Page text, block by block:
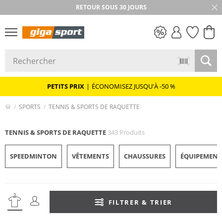
RETOUR SOUS 30 JOURS
PETITS PRIX | ÉCONOMISEZ JUSQU'À -50 %
SPORTS TENNIS & SPORTS DE RAQUETTE
TENNIS & SPORTS DE RAQUETTE 343 Produits
SPEEDMINTON VÊTEMENTS CHAUSSURES
FILTRER & TRIER